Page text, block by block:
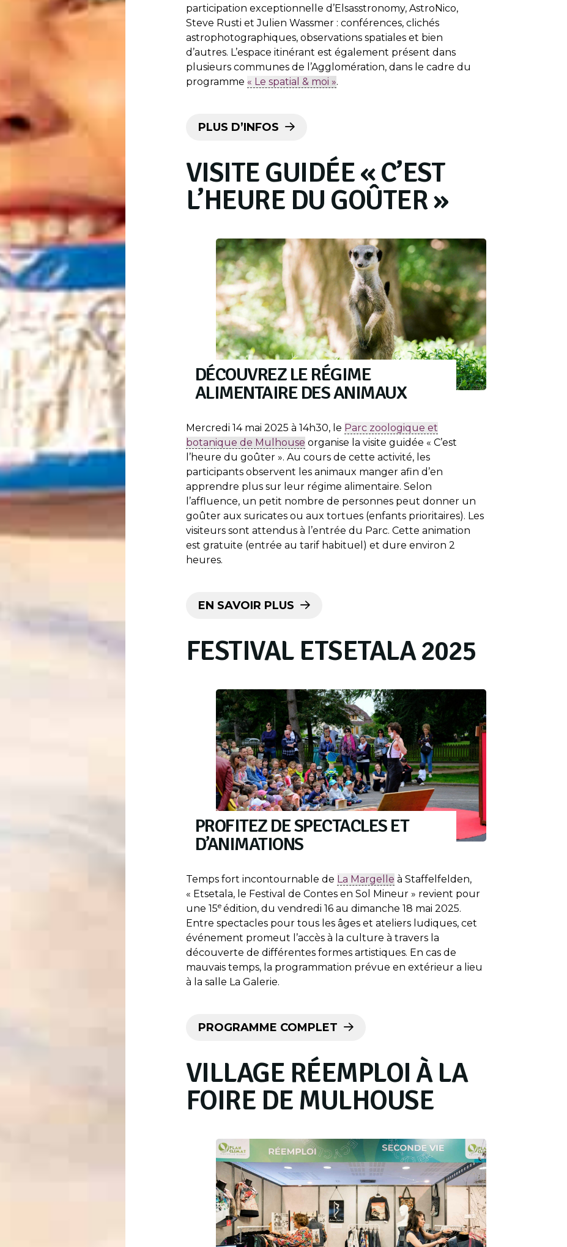
participation exceptionnelle d’Elsasstronomy, AstroNico,
Steve Rusti et Julien Wassmer : conférences, clichés
astrophotographiques, observations spatiales et bien
d’autres. L’espace itinérant est également présent dans
plusieurs communes de l’Agglomération, dans le cadre du
programme « Le spatial & moi ».
PLUS D’INFOS
VISITE GUIDÉE « C’EST
L’HEURE DU GOÛTER »
DÉCOUVREZ LE RÉGIME
ALIMENTAIRE DES ANIMAUX
Mercredi 14 mai 2025 à 14h30, le Parc zoologique et
botanique de Mulhouse organise la visite guidée « C’est
l’heure du goûter ». Au cours de cette activité, les
participants observent les animaux manger afin d’en
apprendre plus sur leur régime alimentaire. Selon
l’affluence, un petit nombre de personnes peut donner un
goûter aux suricates ou aux tortues (enfants prioritaires). Les
visiteurs sont attendus à l’entrée du Parc. Cette animation
est gratuite (entrée au tarif habituel) et dure environ 2
heures.
EN SAVOIR PLUS
FESTIVAL ETSETALA 2025
PROFITEZ DE SPECTACLES ET
D’ANIMATIONS
Temps fort incontournable de La Margelle à Staffelfelden,
« Etsetala, le Festival de Contes en Sol Mineur » revient pour
une 15e édition, du vendredi 16 au dimanche 18 mai 2025.
Entre spectacles pour tous les âges et ateliers ludiques, cet
événement promeut l’accès à la culture à travers la
découverte de différentes formes artistiques. En cas de
mauvais temps, la programmation prévue en extérieur a lieu
à la salle La Galerie.
PROGRAMME COMPLET
VILLAGE RÉEMPLOI À LA
FOIRE DE MULHOUSE